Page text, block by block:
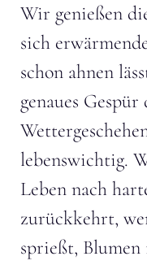
Wir genießen
sich
schon ahnen
genaues
lebenswichtig.
Leben nach
zurückkehrt,
sprießt,